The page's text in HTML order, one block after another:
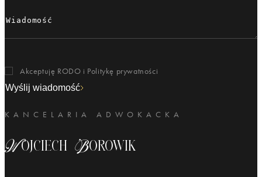
KANCELARIA ADWOKACKA
Wojciech Borowik
Akceptuję RODO i Politykę prywatności
Wyślij wiadomość